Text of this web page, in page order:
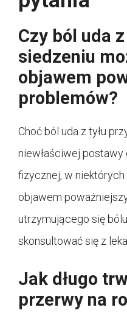
Czy ból uda
siedzeniu
objawem
problemów?
Choć ból uda z tyłu
niewłaściwej
fizycznej, w
objawem
utrzymującego się
skonsultować się z
Jak długo
przerwy na